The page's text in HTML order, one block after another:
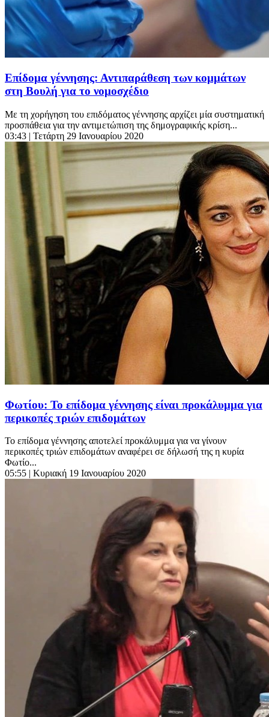
Επίδομα γέννησης: Αντιπαράθεση των κομμάτων
στη Βουλή για το νομοσχέδιο
Με τη χορήγηση του επιδόματος γέννησης αρχίζει μία συστηματική
προσπάθεια για την αντιμετώπιση της δημογραφικής κρίση...
03:43 | Τετάρτη 29 Ιανουαρίου 2020
Φωτίου: Το επίδομα γέννησης είναι προκάλυμμα για
περικοπές τριών επιδομάτων
To επίδομα γέννησης αποτελεί προκάλυμμα για να γίνουν
περικοπές τριών επιδομάτων αναφέρει σε δήλωσή της η κυρία
Φωτίο...
05:55 | Κυριακή 19 Ιανουαρίου 2020